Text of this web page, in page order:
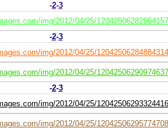
-2-3
-2-3
-2-3